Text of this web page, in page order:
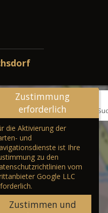
Weg 1, 24107 Kiel-
Zustimmung
erforderlich
die Aktivierung der
und
ist Ihre
zu den
vom
Google LLC
Zustimmen und